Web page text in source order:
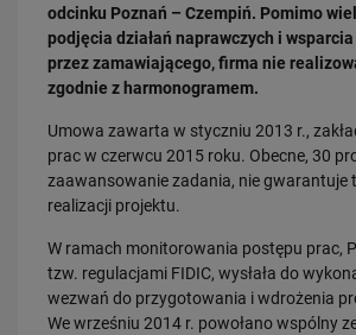
odcinku Poznań – Czempiń. Pomimo
podjęcia działań naprawczych i
przez zamawiającego, firma nie
zgodnie z harmonogramem.
Umowa zawarta w styczniu 2013 r.,
prac w czerwcu 2015 roku. Obecne, 30
zaawansowanie zadania, nie gwarantuje
realizacji projektu.
W ramach monitorowania postępu prac,
tzw. regulacjami FIDIC, wysłała do
wezwań do przygotowania i wdrożenia
We wrześniu 2014 r. powołano wspólny
30.07.2026
Nowy wiadukt w Żorach otwarty. Bezpieczniejsze
sprawniejsza…
PRZECZYTAJ